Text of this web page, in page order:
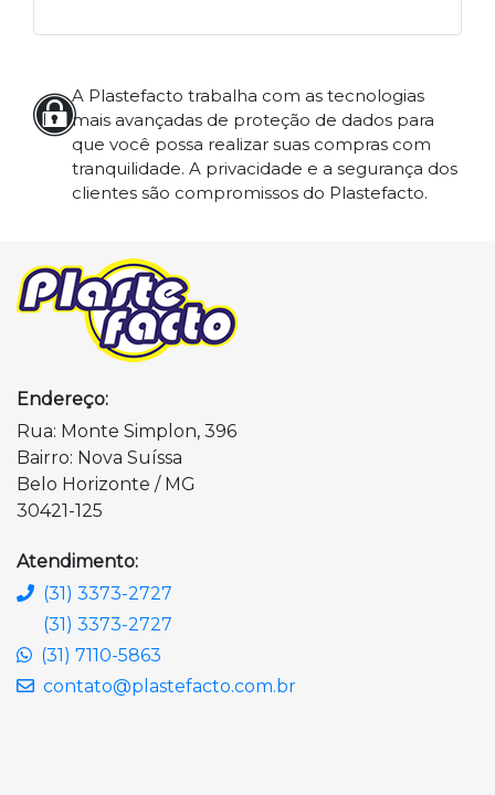
A Plastefacto trabalha com as tecnologias
mais avançadas de proteção de dados para
que você possa realizar suas compras com
tranquilidade. A privacidade e a segurança dos
clientes são compromissos do Plastefacto.
Endereço:
Rua: Monte Simplon, 396
Bairro: Nova Suíssa
Belo Horizonte / MG
30421-125
Atendimento:
(31) 3373-2727
(31) 3373-2727
(31) 7110-5863
contato@plastefacto.com.br